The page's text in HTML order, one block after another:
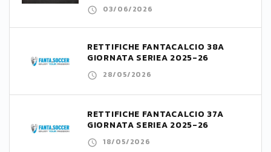
03/06/2026
RETTIFICHE FANTACALCIO 38A
GIORNATA SERIEA 2025-26
28/05/2026
RETTIFICHE FANTACALCIO 37A
GIORNATA SERIEA 2025-26
18/05/2026